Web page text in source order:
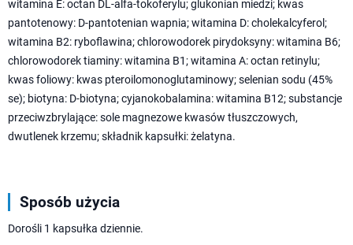
witamina E: octan DL-alfa-tokoferylu; glukonian miedzi; kwas
pantotenowy: D-pantotenian wapnia; witamina D: cholekalcyferol;
witamina B2: ryboflawina; chlorowodorek pirydoksyny: witamina B6;
chlorowodorek tiaminy: witamina B1; witamina A: octan retinylu;
kwas foliowy: kwas pteroilomonoglutaminowy; selenian sodu (45%
se); biotyna: D-biotyna; cyjanokobalamina: witamina B12; substancje
przeciwzbrylające: sole magnezowe kwasów tłuszczowych,
dwutlenek krzemu; składnik kapsułki: żelatyna.
Sposób użycia
Dorośli 1 kapsułka dziennie.